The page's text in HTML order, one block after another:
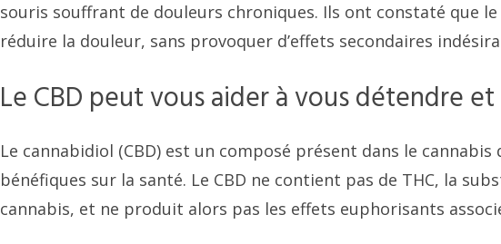
souris souffrant de douleurs chroniques. Ils ont constaté que
réduire la douleur, sans provoquer d’effets secondaires
Le CBD peut vous aider à vous détendre
Le cannabidiol (CBD) est un composé présent dans le
bénéfiques sur la santé. Le CBD ne contient pas de THC, la
cannabis, et ne produit alors pas les effets euphorisants